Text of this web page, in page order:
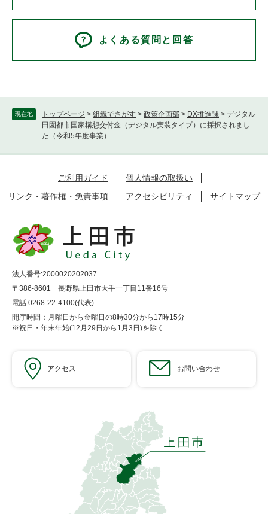
現在地 トップページ > 組織でさがす > 政策企画部 > DX推進課 > デジタル
田園都市国家構想交付金（デジタル実装タイプ）に採択されまし
た（令和5年度事業）
よくある質問と回答
ご利用ガイド
個人情報の取扱い
リンク・著作権・免責事項
アクセシビリティ サイトマップ
法人番号:2000020202037
〒386-8601 長野県上田市大手一丁目11番16号
電話 0268-22-4100(代表)
開庁時間：月曜日から金曜日の8時30分から17時15分
※祝日・年末年始(12月29日から1月3日)を除く
アクセス お問い合わせ